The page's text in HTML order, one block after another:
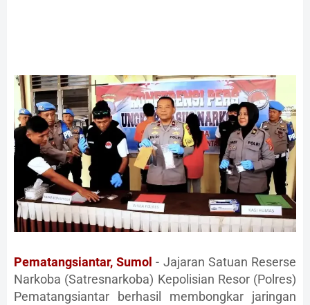
Pematangsiantar, Sumol - Jajaran Satuan Reserse
Narkoba (Satresnarkoba) Kepolisian Resor (Polres)
Pematangsiantar berhasil membongkar jaringan